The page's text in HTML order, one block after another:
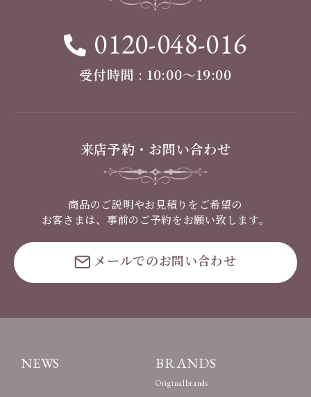
0120-048-016
受付時間 : 10:00〜19:00
来店予約・お問い合わせ
商品のご説明やお見積りをご希望の
お客さまは、事前のご予約をお願い致します。
メールでのお問い合わせ
NEWS BRANDS
Originalbrands